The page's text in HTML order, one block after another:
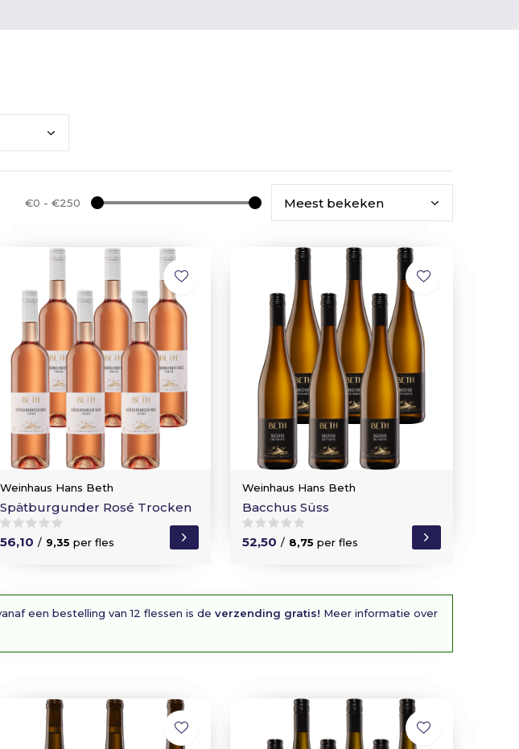
€0 - €250
Weinhaus Hans Beth
Spätburgunder Rosé Trocken
56,10 / 9,35 per fles
Weinhaus Hans Beth
Bacchus Süss
52,50 / 8,75 per fles
een bestelling van 12 flessen is de verzending gratis! Meer informatie over